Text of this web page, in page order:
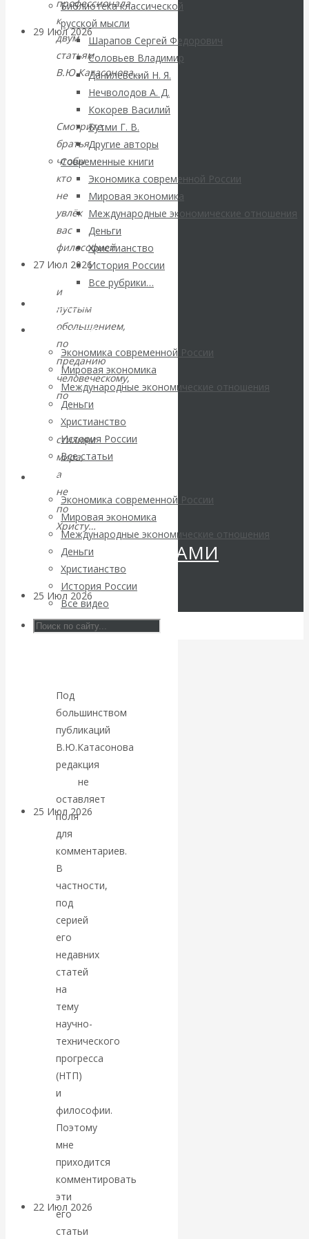
Библиотека классической
русской мысли
Шарапов Сергей Федорович
Соловьев Владимир
Данилевский Н. Я.
Нечволодов А. Д.
Кокорев Василий
Бутми Г. В.
Другие авторы
Современные книги
Экономика современной России
Мировая экономика
Международные экономические отношения
Деньги
Христианство
История России
Все рубрики…
Авторы РЭОШ
Архив статей
Экономика современной России
Мировая экономика
Международные экономические отношения
Деньги
Христианство
История России
Все статьи
Архив Видео
Экономика современной России
Мировая экономика
Международные экономические отношения
Деньги
Христианство
История России
Все видео
29 Июл 2026Мировая
финансовая олигархия
Валентин
Катасонов.
«Мировые
ростовщики»:
вчера и сегодня
27 Июл 2026Мировая
валютная система
Валентин
КАтасонов.
«МЕТОД
ОТМЫВАНИЯ
ДЕНЕГ»: КИТАЙ
ВЕДЁТ БОРЬБУ
КРИПТОВАЛЮТАМИ
25 Июл 2026Геополитика
Валентин
Может ли
Америка
покинуть НАТО?
25 Июл 2026
интервью и беседы
«Об этом
молчат»:
экономист
Валентин
Катасонов
считает, что
кризис в
банковской
сфере России
уже начался
22 Июл 2026
профессионала
к
двум
статьям
В.Ю.Катасонова…
Смотрите,
братья,
чтобы
кто
не
увлёк
вас
философией
и
пустым
обольщением,
по
преданию
человеческому,
по
стихиям
мира,
а
не
по
Христу…
Колос.
3:
8
Под
большинством
публикаций
В.Ю.Катасонова
редакция
не
оставляет
поля
для
комментариев.
В
частности,
под
серией
его
недавних
статей
на
тему
научно-
технического
прогресса
(НТП)
и
философии.
Поэтому
мне
приходится
комментировать
эти
его
статьи